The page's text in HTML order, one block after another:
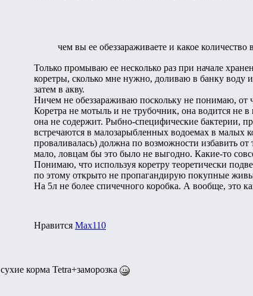
чем вы ее обеззараживаете и какое
Только промываю ее несколько раз при начале
коретры, сколько мне нужно, доливаю в банку воду
затем в акву.
Ничем не обеззараживаю поскольку не понимаю, от
Коретра не мотыль и не трубочник, она водится не
она не содержит. Рыбно-специфические бактерии,
встречаются в малозарыбленных водоемах в малых
проваливалась) должна по возможности избавить
мало, ловцам бы это было не выгодно. Какие-то
Понимаю, что используя коретру теоретически
по этому открыто не пропагандирую покупные
На 5л не более спичечного коробка. А вообще, это
Нравится Max110
сухие корма Tetra+заморозка